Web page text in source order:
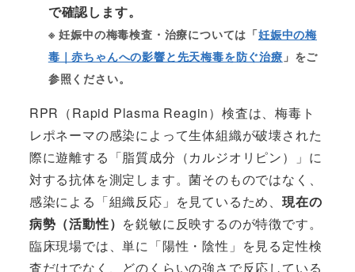
で確認します。
※ 妊娠中の梅毒検査・治療については「妊娠中の梅
毒｜赤ちゃんへの影響と先天梅毒を防ぐ治療 」をご
参照ください。
RPR（Rapid Plasma Reagin）検査は、梅毒ト
レポネーマの感染によって生体組織が破壊された
際に遊離する「脂質成分（カルジオリピン）」に
対する抗体を測定します。菌そのものではなく、
感染による「組織反応」を見ているため、 現在の
病勢（活動性） を鋭敏に反映するのが特徴です。
臨床現場では、単に「陽性・陰性」を見る定性検
査だけでなく、どのくらいの強さで反応している